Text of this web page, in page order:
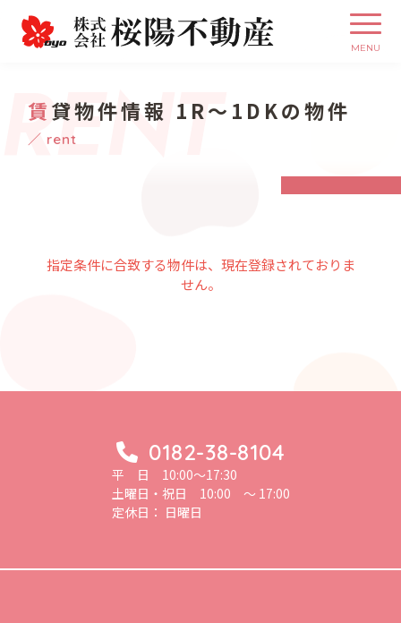
賃貸物件情報 1R～1DKの物件
／ rent
RENT
指定条件に合致する物件は、現在登録されておりま
せん。
0182-38-8104
平 日 10:00～17:30
土曜日・祝日 10:00 ～ 17:00
定休日： 日曜日